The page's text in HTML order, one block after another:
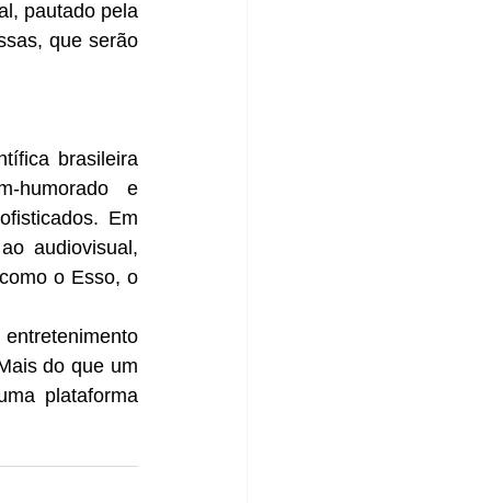
pautado pela
que serão
brasileira
humorado e
Em
audiovisual,
o Esso, o
do que um
plataforma